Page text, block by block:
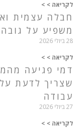
לקריאה > >
חבלה עצמית
משפיע על גובה
28 ביולי 2026
לקריאה > >
דמי פגיעה
שצריך לדעת
עבודה
27 ביולי 2026
לקריאה > >